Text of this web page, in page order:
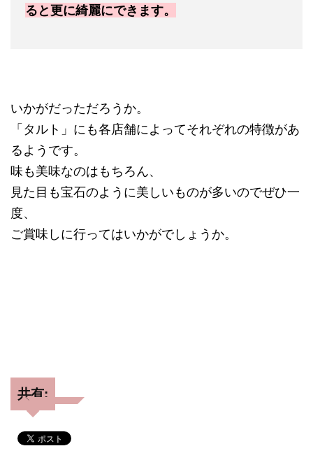
ると更に綺麗にできます。
いかがだっただろうか。
「タルト」にも各店舗によってそれぞれの特徴があ
るようです。
味も美味なのはもちろん、
見た目も宝石のように美しいものが多いのでぜひ一
度、
ご賞味しに行ってはいかがでしょうか。
共有: